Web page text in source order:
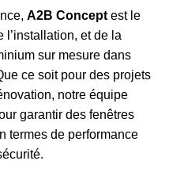
A2B Concept est le
et de la
sur mesure dans
ce soit pour des projets
notre équipe
garantir des fenêtres
termes de performance